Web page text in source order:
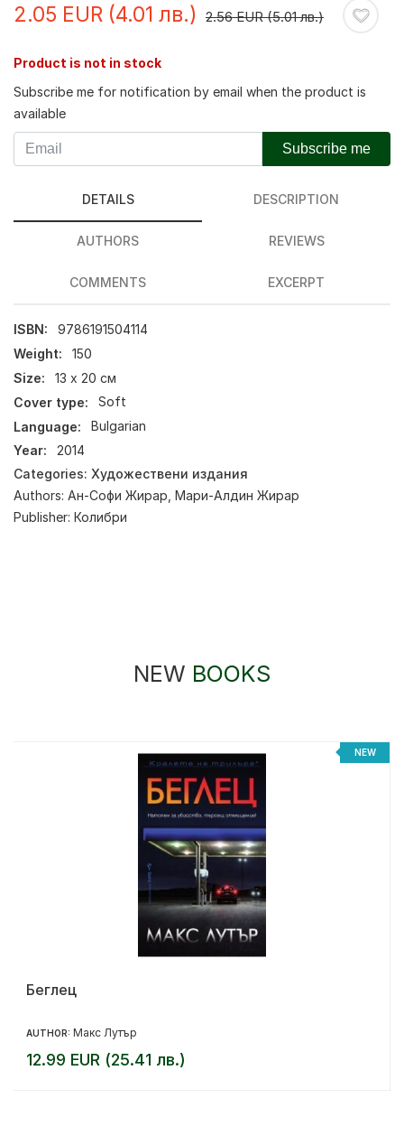
2.05 EUR (4.01 лв.) 2.56 EUR (5.01 лв.)
Product is not in stock
Subscribe me for notification by email when the product is
available
Subscribe me
DETAILS DESCRIPTION
AUTHORS REVIEWS
COMMENTS EXCERPT
ISBN:
9786191504114
Weight:
150
Size:
13 х 20 см
Cover type:
Soft
Language:
Bulgarian
Year:
2014
Categories: Художествени издания
Authors: Ан-Софи Жирар Мари-Алдин Жирар
Publisher: Колибри
NEW BOOKS
NEW
Беглец
AUTHOR: Макс Лутър
12.99 EUR (25.41 лв.)